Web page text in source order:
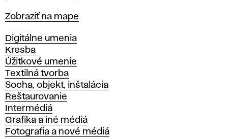
Mapa
Zobraziť na mape
Katedry
Digitálne umenia
Kresba
Úžitkové umenie
Textilná tvorba
Socha, objekt, inštalácia
Reštaurovanie
Intermédiá
Grafika a iné médiá
Fotografia a nové médiá